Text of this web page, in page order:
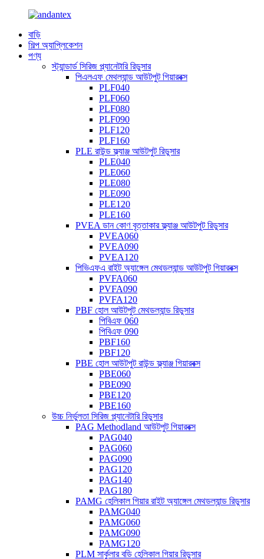
বাড়ি
শিল্প অ্যাপ্লিকেশন
পণ্য
স্ট্যান্ডার্ড সিরিজ প্ল্যানেটারি রিডুসার
পিএলএফ মেথল্যান্ড আউটপুট গিয়ারবক্স
PLF040
PLF060
PLF080
PLF090
PLF120
PLF160
PLE রাউন্ড ফ্ল্যাঞ্জ আউটপুট রিডুসার
PLE040
PLE060
PLE080
PLE090
PLE120
PLE160
PVEA ডান কোণ বৃত্তাকার ফ্ল্যাঞ্জ আউটপুট রিডুসার
PVEA060
PVEA090
PVEA120
পিভিএফএ রাইট অ্যাঙ্গেল মেথডল্যান্ড আউটপুট গিয়ারবক্স
PVFA060
PVFA090
PVFA120
PBF হোল আউটপুট মেথডল্যান্ড রিডুসার
পিবিএফ 060
পিবিএফ 090
PBF160
PBF120
PBE হোল আউটপুট রাউন্ড ফ্ল্যাঞ্জ গিয়ারবক্স
PBE060
PBE090
PBE120
PBE160
উচ্চ নির্ভুলতা সিরিজ প্ল্যানেটারি রিডুসার
PAG Methodland আউটপুট গিয়ারবক্স
PAG040
PAG060
PAG090
PAG120
PAG140
PAG180
PAMG হেলিকাল গিয়ার রাইট অ্যাঙ্গেল মেথডল্যান্ড রিডুসার
PAMG040
PAMG060
PAMG090
PAMG120
PLM সার্কুলার বডি হেলিকাল গিয়ার রিডুসার